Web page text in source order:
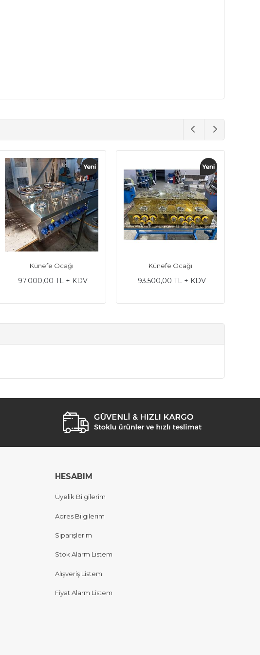
Künefe Ocağı
97.000,00 TL + KDV
Künefe Ocağı
93.500,00 TL + KDV
HESABIM
Üyelik Bilgilerim
Adres Bilgilerim
Siparişlerim
Stok Alarm Listem
Alışveriş Listem
Fiyat Alarm Listem